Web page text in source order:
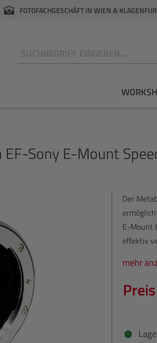
FOTOFACHGESCHÄFT IN WIEN &
EF-Sony E-Mount
Der
E-Mount
effektiv
mehr
Preis